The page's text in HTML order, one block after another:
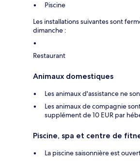
Piscine
Les installations suivantes sont
dimanche :
Restaurant
Animaux domestiques
Les animaux d'assistance ne
Les animaux de compagnie
supplément de 10 EUR par
Piscine, spa et centre de
La piscine saisonnière est